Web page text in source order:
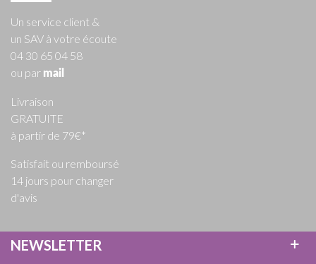
Un service client &
un SAV à votre écoute
04 30 65 04 58
ou par mail
Livraison
GRATUITE
à partir de 79€*
Satisfait ou remboursé
14 jours pour changer
d'avis
NEWSLETTER